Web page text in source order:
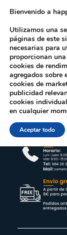
Bienvenido a
Utilizamos una
páginas de este
necesarias para
proporcionan
cookies de
agregados sobre
cookies de
publicidad
cookies
en cualquier
Aceptar todo